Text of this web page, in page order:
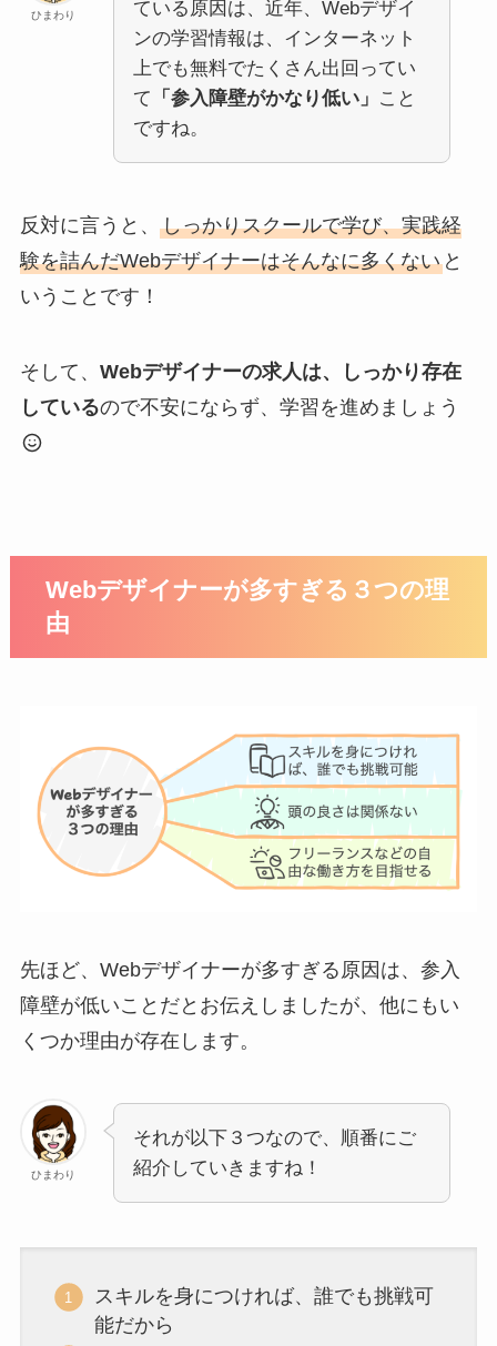
ひまわり
ている原因は、近年、Webデザイ
ンの学習情報は、インターネット
上でも無料でたくさん出回ってい
て
「参入障壁がかなり低い」 こと
ですね。
反対に言うと、 しっかりスクールで学び、実践経
験を詰んだWebデザイナーはそんなに多くないと
いうことです！
そして、 Webデザイナーの求人は、しっかり存在
しているので不安にならず、学習を進めましょう
Webデザイナーが多すぎる３つの理
由
先ほど、Webデザイナーが多すぎる原因は、参入
障壁が低いことだとお伝えしましたが、他にもい
くつか理由が存在します。
ひまわり
それが以下３つなので、順番にご
紹介していきますね！
スキルを身につければ、誰でも挑戦可
能だから